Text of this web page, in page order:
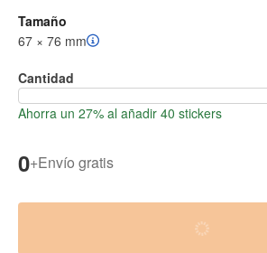
Tamaño
67 × 76 mm
Cantidad
Ahorra un 27% al añadir 40 stickers
0+Envío gratis